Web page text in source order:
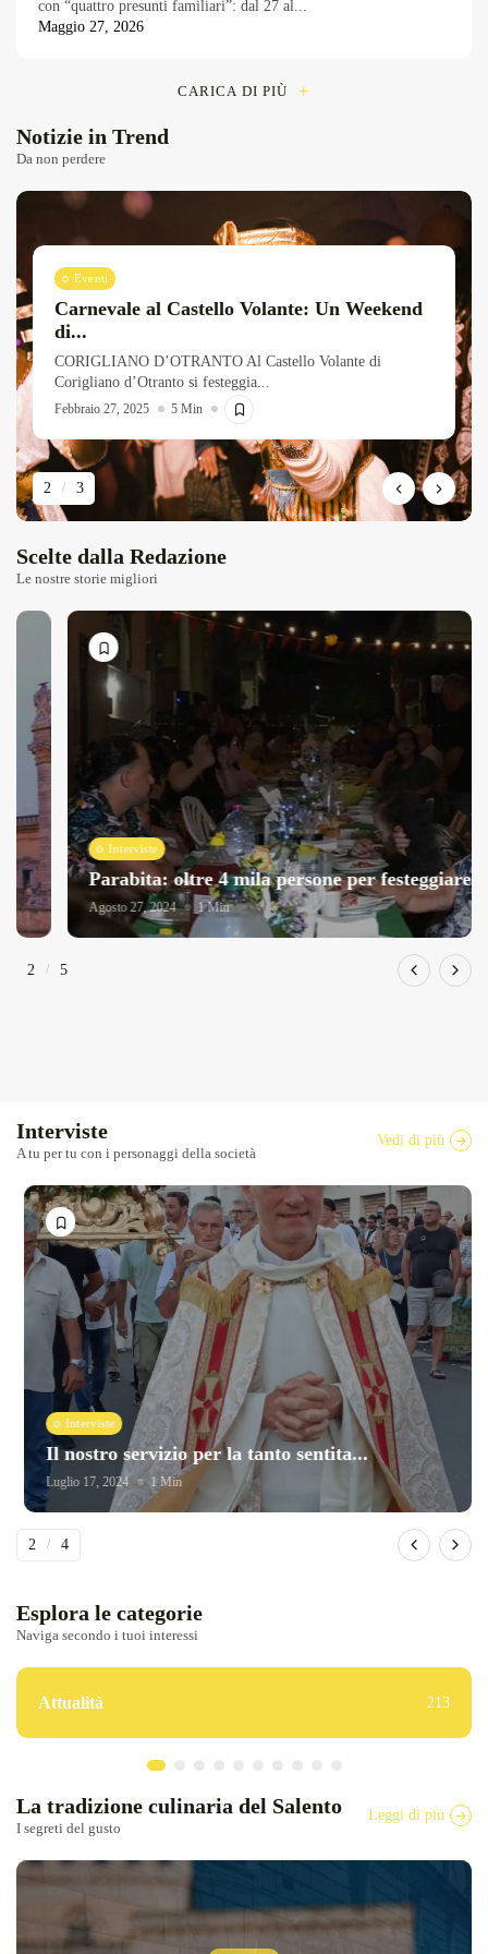
con “quattro presunti familiari”: dal 27 al...
Maggio 27, 2026
CARICA DI PIÙ
Notizie in Trend
Da non perdere
Eventi
Carnevale al Castello Volante: Un Weekend
di...
CORIGLIANO D’OTRANTO Al Castello Volante di
Corigliano d’Otranto si festeggia...
Febbraio 27, 2025 5 Min
2 / 3
Scelte dalla Redazione
Le nostre storie migliori
Interviste
Parabita: oltre 4 mila persone per festeggiare...
Agosto 27, 2024 1 Min
2 / 5
Interviste
A tu per tu con i personaggi della società
Vedi di più
Interviste
Il nostro servizio per la tanto sentita...
Luglio 17, 2024 1 Min
2 / 4
Esplora le categorie
Naviga secondo i tuoi interessi
Attualità 213
La tradizione culinaria del Salento
I segreti del gusto
Leggi di più